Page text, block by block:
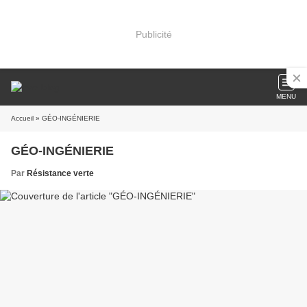
Publicité
MENU
Accueil » GÉO-INGÉNIERIE
GÉO-INGÉNIERIE
Par Résistance verte